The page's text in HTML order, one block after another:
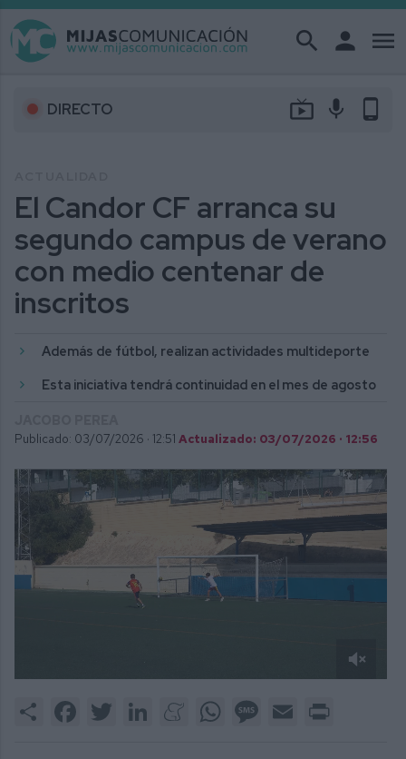
search person menu
DIRECTO live_tv mic phone_android
El Candor CF arranca su
segundo campus de verano
con medio centenar de
inscritos
Además de fútbol, realizan actividades multideporte
Esta iniciativa tendrá continuidad en el mes de agosto
Publicado: 03/07/2026 · 12:51 Actualizado: 03/07/2026 · 12:56
2
Share FacebookTwitter LinkedInMeneameWhatsAppMessage
Email